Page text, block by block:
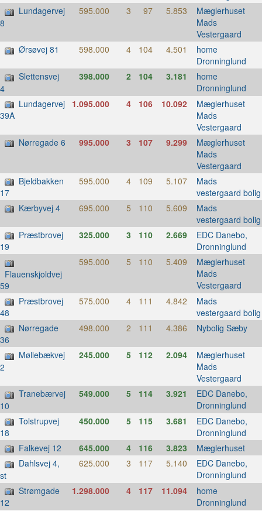
Lundagervej
8
595.000 3 97 5.853 Mæglerhuset
Mads
Vestergaard
Ørsøvej 81
598.000 4 104 4.501 home
Dronninglund
Slettensvej
4
398.000 2 104 3.181 home
Dronninglund
Lundagervej
39A
1.095.000 4 106 10.092 Mæglerhuset
Mads
Vestergaard
Nørregade 6
995.000 3 107 9.299 Mæglerhuset
Mads
Vestergaard
Bjeldbakken
17
595.000 4 109 5.107 Mads
vestergaard bolig
Kærbyvej 4
695.000 5 110 5.609 Mads
vestergaard bolig
Præstbrovej
19
325.000 3 110 2.669 EDC Danebo,
Dronninglund
Flauenskjoldvej
59
595.000 5 110 5.409 Mæglerhuset
Mads
Vestergaard
Præstbrovej
48
575.000 4 111 4.842 Mads
vestergaard bolig
Nørregade
36
498.000 2 111 4.386 Nybolig Sæby
Møllebækvej
2
245.000 5 112 2.094 Mæglerhuset
Mads
Vestergaard
Tranebærvej
10
549.000 5 114 3.921 EDC Danebo,
Dronninglund
Tolstrupvej
18
450.000 5 115 3.681 EDC Danebo,
Dronninglund
Falkevej 12
645.000 4 116 3.823 Mæglerhuset
Dahlsvej 4,
st
625.000 3 117 5.140 EDC Danebo,
Dronninglund
Strømgade
12
1.298.000 4 117 11.094 home
Dronninglund